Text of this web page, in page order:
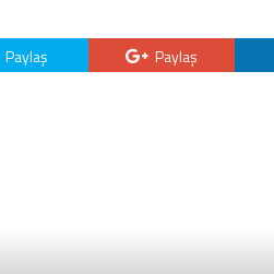
Paylaş Paylaş